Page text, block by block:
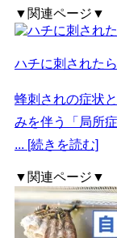
▼関連ページ▼
ハチに刺された
蜂刺されの症状
みを伴う「局所
... [続きを読む]
▼関連ページ▼